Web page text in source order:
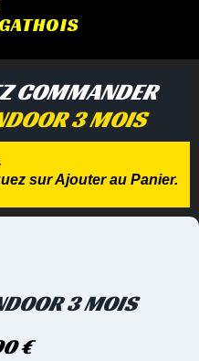
COMMANDER
3 MOIS
sur Ajouter au Panier.
3 MOIS
€